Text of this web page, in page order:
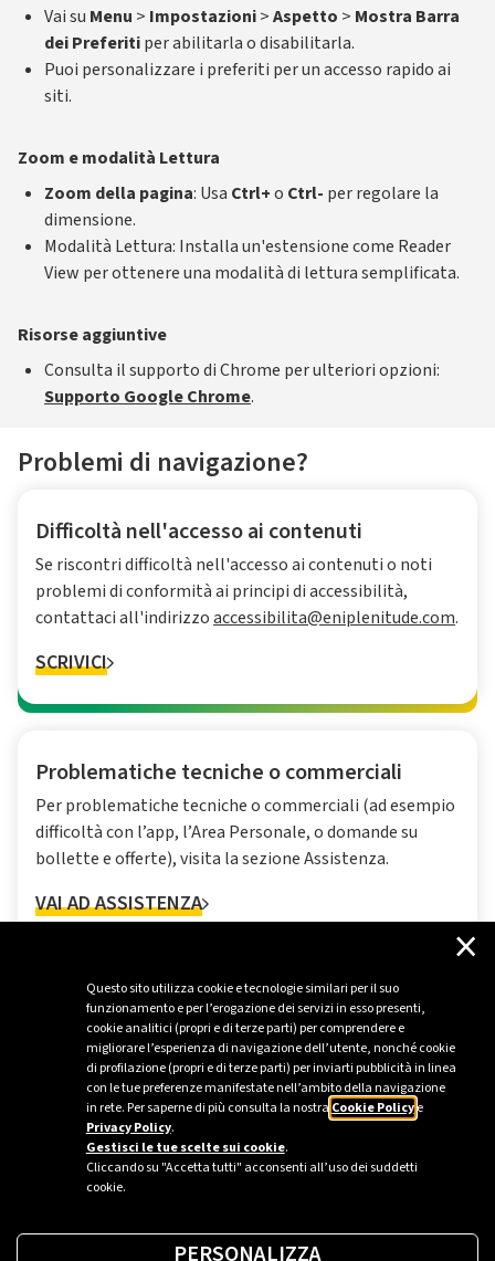
Questo sito utilizza cookie e tecnologie similari per il suo
funzionamento e per l’erogazione dei servizi in esso presenti,
cookie analitici (propri e di terze parti) per comprendere e
migliorare l’esperienza di navigazione dell’utente, nonché cookie
di profilazione (propri e di terze parti) per inviarti pubblicità in linea
con le tue preferenze manifestate nell’ambito della navigazione
in rete. Per saperne di più consulta la nostra Cookie Policye
Privacy Policy.
Gestisci le tue scelte sui cookie.
Cliccando su "Accetta tutti" acconsenti all’uso dei suddetti
cookie.
×
PERSONALIZZA
Vai su Menu > Impostazioni>Aspetto > Mostra Barra
dei Preferitiper abilitarla o disabilitarla.
Puoi personalizzare i preferiti per un accesso rapido ai
siti.
Zoom e modalità Lettura
Zoom della pagina: Usa Ctrl+o Ctrl- per regolare la
dimensione.
Modalità Lettura: Installa un'estensione come Reader
View per ottenere una modalità di lettura semplificata.
Risorse aggiuntive
Consulta il supporto di Chrome per ulteriori opzioni:
Supporto Google Chrome.
Problemi di navigazione?
Difficoltà nell'accesso ai contenuti
Se riscontri difficoltà nell'accesso ai contenuti o noti
problemi di conformità ai principi di accessibilità,
contattaci all'indirizzoaccessibilita@eniplenitude.com.
SCRIVICI
Problematiche tecniche o commerciali
Per problematiche tecniche o commerciali (ad esempio
difficoltà con l’app, l’Area Personale, o domande su
bollette e offerte), visita la sezione Assistenza.
VAI AD ASSISTENZA